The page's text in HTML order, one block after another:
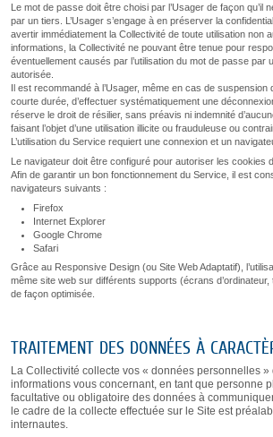
Le mot de passe doit être choisi par l’Usager de façon qu’il
par un tiers. L’Usager s’engage à en préserver la
avertir immédiatement la Collectivité de toute utilisation non
informations, la Collectivité ne pouvant être tenue pour
éventuellement causés par l’utilisation du mot de passe par
autorisée.
Il est recommandé à l’Usager, même en cas de suspension
courte durée, d’effectuer systématiquement une
réserve le droit de résilier, sans préavis ni indemnité
faisant l’objet d’une utilisation illicite ou frauduleuse ou
L’utilisation du Service requiert une connexion et un
Le navigateur doit être configuré pour autoriser les cookies
Afin de garantir un bon fonctionnement du Service, il est
navigateurs suivants :
Firefox
Internet Explorer
Google Chrome
Safari
Grâce au Responsive Design (ou Site Web Adaptatif),
même site web sur différents supports (écrans
de façon optimisée.
TRAITEMENT DES DONNÉES À
La Collectivité collecte vos « données personnelles
informations vous concernant, en tant que personne
facultative ou obligatoire des données à
le cadre de la collecte effectuée sur le Site est
internautes.